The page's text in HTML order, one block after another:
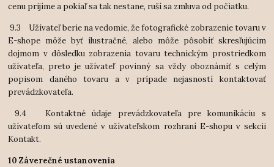
cenu prijíme a pokiaľ sa tak nestane, ruší sa zmluva od počiatku.
9.3 Užívateľ berie na vedomie, že fotografické zobrazenie tovaru v
E-shope môže byť ilustračné, alebo môže pôsobiť skresľujúcim
dojmom v dôsledku zobrazenia tovaru technickým prostriedkom
užívateľa, preto je užívateľ povinný sa vždy oboznámiť s celým
popisom daného tovaru a v prípade nejasností kontaktovať
prevádzkovateľa.
9.4 Kontaktné údaje prevádzkovateľa pre komunikáciu s
užívateľom sú uvedené v užívateľskom rozhraní E-shopu v sekcii
Kontakt.
10 Záverečné ustanovenia